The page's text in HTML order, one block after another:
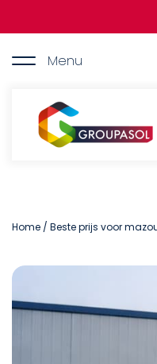
de
Menu
Groupasol
Home / Beste prijs voor